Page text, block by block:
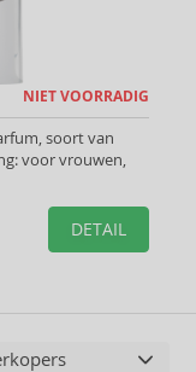
NIET VOORRADIG
soort van
voor vrouwen,
DETAIL